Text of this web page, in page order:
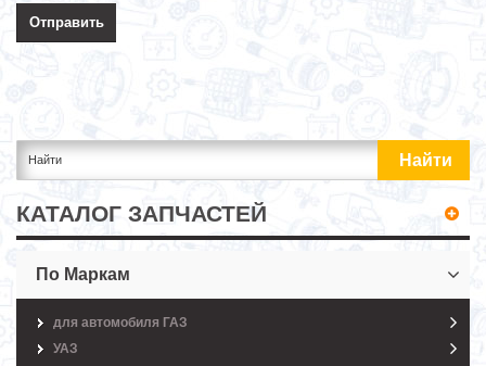
КАТАЛОГ ЗАПЧАСТЕЙ
По Маркам
для автомобиля ГАЗ
УАЗ